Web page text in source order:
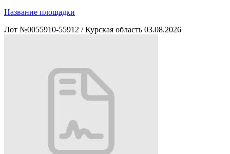
Название площадки
Лот №0055910-55912 / Курская область 03.08.2026